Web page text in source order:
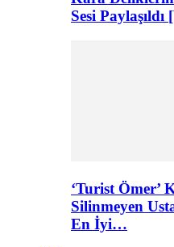
Sesi Paylaşıldı
‘Turist Ömer’
Silinmeyen
En İyi…